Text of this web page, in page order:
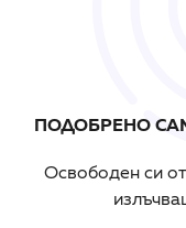
ПОДОБРЕНО
Oсвободен си от